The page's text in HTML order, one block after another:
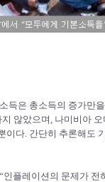
득은 총소득의 증가만
않았으며, 나미비아
다. 간단히 추론해도
플레이션의 문제가 전